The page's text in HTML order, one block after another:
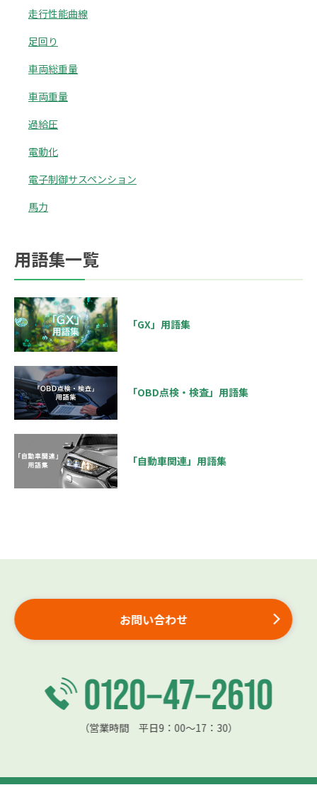
走行性能曲線
足回り
車両総重量
車両重量
過給圧
電動化
電子制御サスペンション
馬力
用語集一覧
「GX」用語集
「OBD点検・検査」用語集
「自動車関連」用語集
お問い合わせ
（営業時間 平日9：00〜17：30）